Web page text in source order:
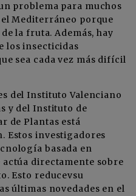
problema para muchos
Mediterráneo porque
la fruta. Además, hay
los insecticidas
sea cada vez más difícil
del Instituto Valenciano
y del Instituto de
de Plantas está
Estos investigadores
basada en
directamente sobre
Esto reducevsu
últimas novedades en el